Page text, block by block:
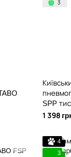
SPP
1 398
4
3